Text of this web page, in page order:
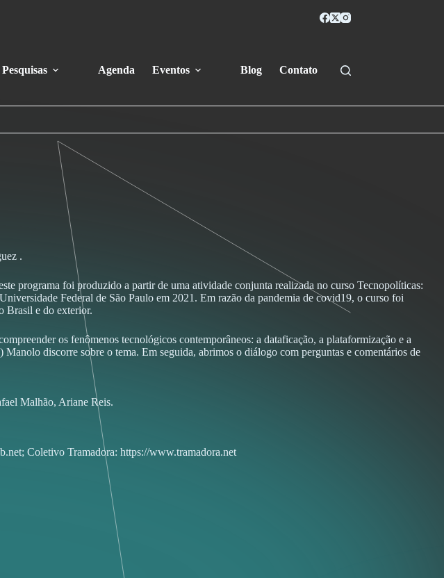
Pesquisas Agenda Eventos Blog Contato
.
programa foi produzido a partir de uma atividade conjunta realizada no curso Tecnopolíticas:
Federal de São Paulo em 2021. Em razão da pandemia de covid19, o curso foi
Brasil e do exterior.
os fenômenos tecnológicos contemporâneos: a dataficação, a plataformização e a
discorre sobre o tema. Em seguida, abrimos o diálogo com perguntas e comentários de
Malhão, Ariane Reis.
Coletivo Tramadora: https://www.tramadora.net